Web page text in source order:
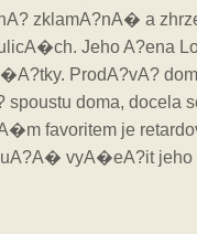
zklamA?nA� a
Jeho A?ena
ProdA?vA?
doma, docela
favoritem je
vyA�eA?it